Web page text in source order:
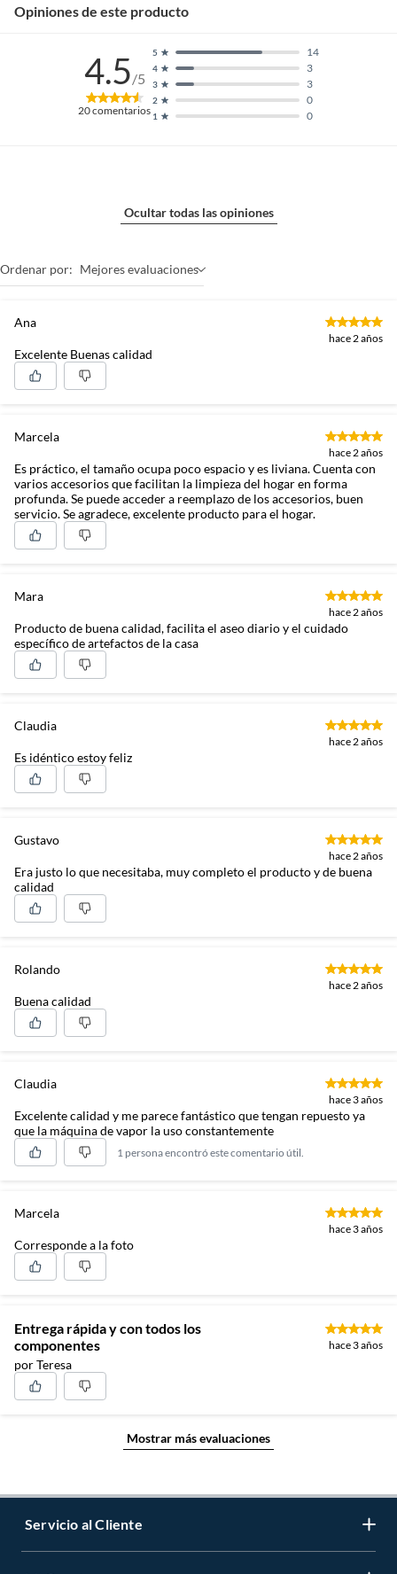
Opiniones de este producto
4.5/5
20comentarios 1 0
2 0
3 3
4 3
5 14
Ocultar todas las opiniones
Ordenar por: Mejores evaluaciones
Ana
hace 2 años
Excelente Buenas calidad
Marcela
hace 2 años
Es práctico, el tamaño ocupa poco espacio y es liviana. Cuenta con
varios accesorios que facilitan la limpieza del hogar en forma
profunda. Se puede acceder a reemplazo de los accesorios, buen
servicio. Se agradece, excelente producto para el hogar.
Mara
hace 2 años
Producto de buena calidad, facilita el aseo diario y el cuidado
específico de artefactos de la casa
Claudia
hace 2 años
Es idéntico estoy feliz
Gustavo
hace 2 años
Era justo lo que necesitaba, muy completo el producto y de buena
calidad
Rolando
hace 2 años
Buena calidad
Claudia
hace 3 años
Excelente calidad y me parece fantástico que tengan repuesto ya
que la máquina de vapor la uso constantemente
1 persona encontró este comentario útil.
Marcela
hace 3 años
Corresponde a la foto
Entrega rápida y con todos los
componentes
por Teresa
hace 3 años
Mostrar más evaluaciones
Servicio al Cliente